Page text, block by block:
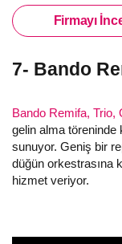
Firmayı
7- Bando
Bando Remifa, Trio,
gelin alma töreninde
sunuyor. Geniş bir
düğün orkestrasına
hizmet veriyor.